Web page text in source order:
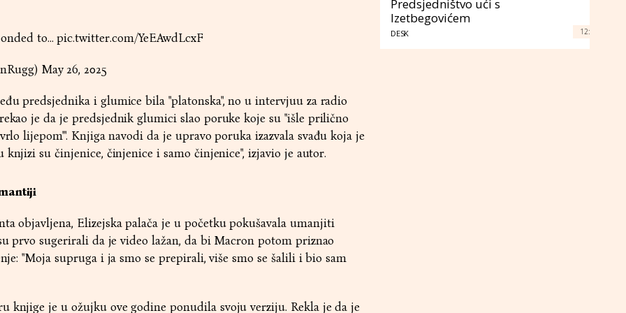
to…pic.twitter.com/YeEAwdLcxF
May 26, 2025
predsjednika i glumice bila "platonska", no u intervjuu za radio
je da je predsjednik glumici slao poruke koje su "išle prilično
lijepom'". Knjiga navodi da je upravo poruka izazvala svađu koja je
knjizi su činjenice, činjenice i samo činjenice", izjavio je autor.
objavljena, Elizejska palača je u početku pokušavala umanjiti
prvo sugerirali da je video lažan, da bi Macron potom priznao
"Moja supruga i ja smo se prepirali, više smo se šalili i bio sam
knjige je u ožujku ove godine ponudila svoju verziju. Rekla je da je
Predsjedništvo ući s
Izetbegovićem
DESK 12: